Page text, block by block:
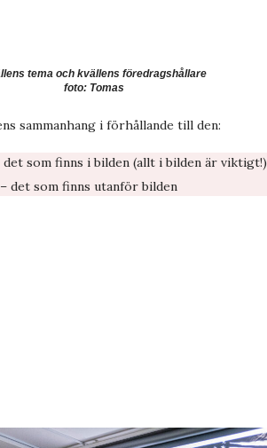
tema och kvällens föredragshållare
foto: Tomas
sammanhang i förhållande till den:
som finns i bilden (allt i bilden är viktigt!)
det som finns utanför bilden